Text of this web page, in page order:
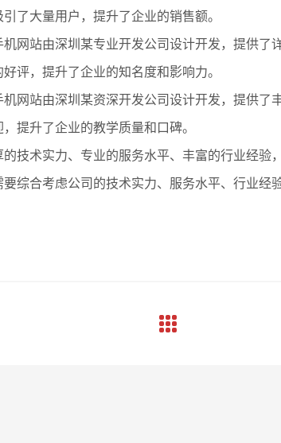
了大量用户，提升了企业的销售额。
网站由深圳某专业开发公司设计开发，提供了
评，提升了企业的知名度和影响力。
网站由深圳某资深开发公司设计开发，提供了
提升了企业的教学质量和口碑。
技术实力、专业的服务水平、丰富的行业经验
综合考虑公司的技术实力、服务水平、行业经